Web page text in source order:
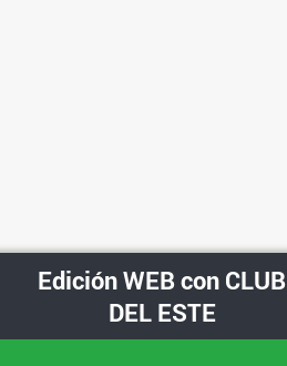
Edición WEB con CLUB
DEL ESTE